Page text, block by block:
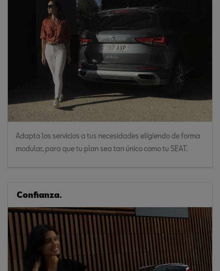
Adapta los servicios a tus necesidades eligiendo de forma
modular, para que tu plan sea tan único como tu SEAT.
Confianza.